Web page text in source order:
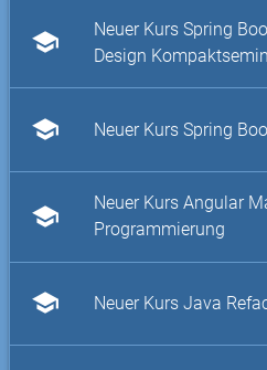
school
Neuer Kurs Spring
Design
school Neuer Kurs Spring
school
Neuer Kurs Angular
Programmierung
school Neuer Kurs Java